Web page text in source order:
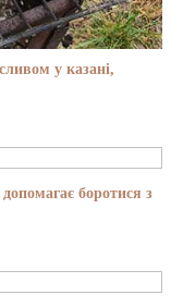
у казані,
боротися з